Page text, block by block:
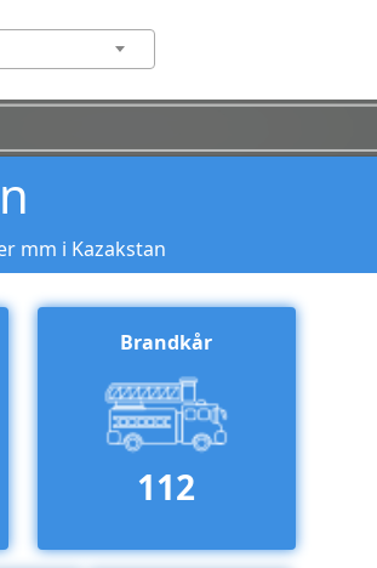
mm i Kazakstan
Brandkår
112